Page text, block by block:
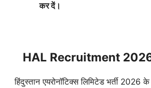
कर दें।
HAL Recruitment 2026
हिंदुस्तान एयरोनॉटिक्स लिमिटेड भर्ती 2026